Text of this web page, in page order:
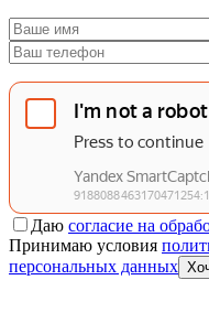
Даю согласие на
Принимаю условия
персональных данных